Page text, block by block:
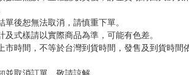
印刷瑕疵例外)
大廚協助。
天內未有任何反應，將直接加入黑名單，還請
終公布為主。
出版，還請注意。
錄影拍照存證，以保障買賣家雙方權益。